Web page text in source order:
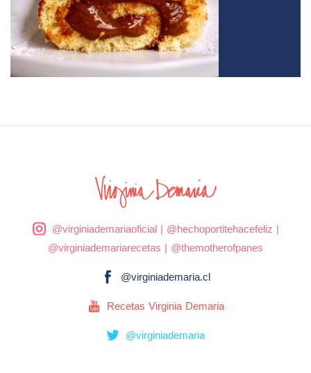
@virginiademariaoficial| @hechoportitehacefeliz |
@virginiademariarecetas | @themotherofpanes
@virginiademaria.cl
Recetas Virginia Demaria
@virginiademaria